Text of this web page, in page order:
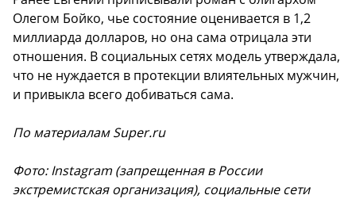
Олегом Бойко, чье состояние оценивается в 1,2
миллиарда долларов, но она сама отрицала эти
отношения. В социальных сетях модель утверждала,
что не нуждается в протекции влиятельных мужчин,
и привыкла всего добиваться сама.
По материалам Super.ru
Фото: Instagram (запрещенная в России
экстремистская организация), социальные сети